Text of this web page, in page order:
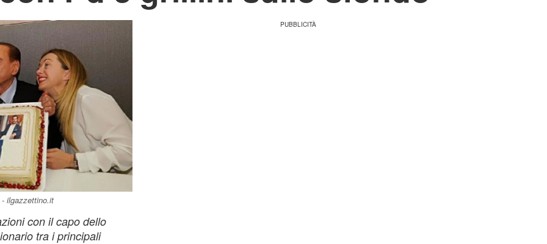
ilgazzettino.it
con il capo dello
tra i principali